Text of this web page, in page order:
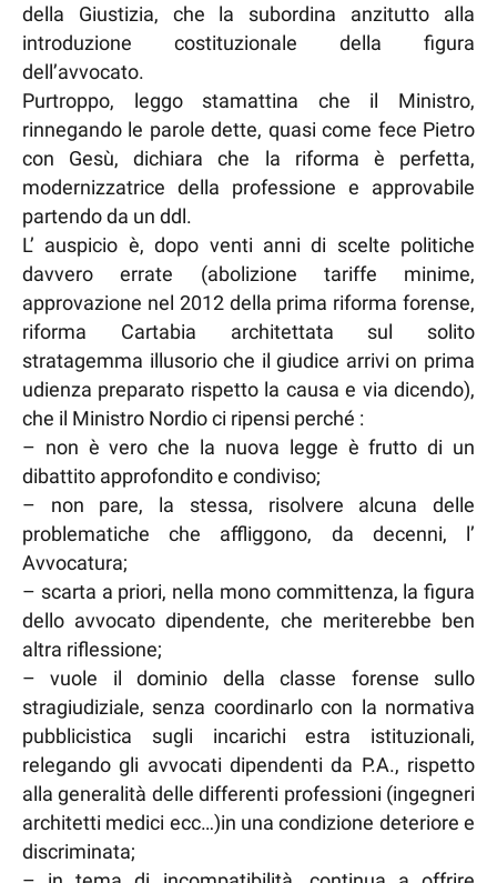
della Giustizia, che la subordina anzitutto alla
introduzione costituzionale della figura
dell’avvocato.
Purtroppo, leggo stamattina che il Ministro,
rinnegando le parole dette, quasi come fece Pietro
con Gesù, dichiara che la riforma è perfetta,
modernizzatrice della professione e approvabile
partendo da un ddl.
L’ auspicio è, dopo venti anni di scelte politiche
davvero errate (abolizione tariffe minime,
approvazione nel 2012 della prima riforma forense,
riforma Cartabia architettata sul solito
stratagemma illusorio che il giudice arrivi on prima
udienza preparato rispetto la causa e via dicendo),
che il Ministro Nordio ci ripensi perché :
– non è vero che la nuova legge è frutto di un
dibattito approfondito e condiviso;
– non pare, la stessa, risolvere alcuna delle
problematiche che affliggono, da decenni, l’
Avvocatura;
– scarta a priori, nella mono committenza, la figura
dello avvocato dipendente, che meriterebbe ben
altra riflessione;
– vuole il dominio della classe forense sullo
stragiudiziale, senza coordinarlo con la normativa
pubblicistica sugli incarichi estra istituzionali,
relegando gli avvocati dipendenti da P.A., rispetto
alla generalità delle differenti professioni (ingegneri
architetti medici ecc…)in una condizione deteriore e
discriminata;